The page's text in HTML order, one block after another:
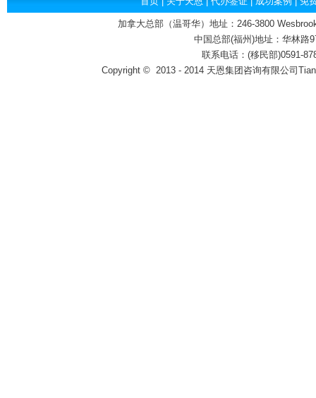
加拿大总部（温哥华）地址：246-3800
中国总部(福州)地址：华林路
联系电话：(移民部)0591-
Copyright ©2013 - 2014 天恩集团咨询有限公司